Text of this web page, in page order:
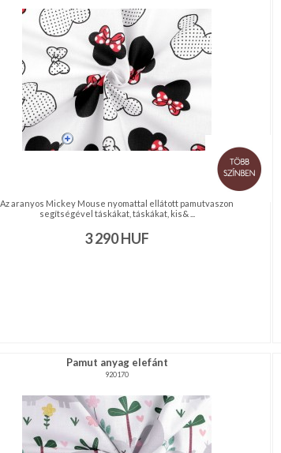
Az aranyos Mickey Mouse nyomattal ellátott pamutvászon
segítségével táskákat, táskákat, kis& ...
3 290HUF
Pamut anyag elefánt
920170